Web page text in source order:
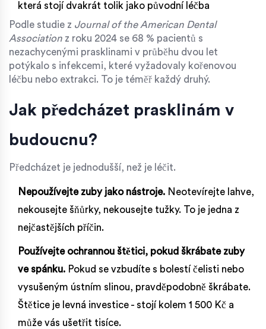
která stojí dvakrát tolik jako původní léčba
Podle studie z Journal of the American Dental
Association z roku 2024 se 68 % pacientů s
nezachycenými prasklinami v průběhu dvou let
potýkalo s infekcemi, které vyžadovaly kořenovou
léčbu nebo extrakci. To je téměř každý druhý.
Jak předcházet prasklinám v
budoucnu?
Předcházet je jednodušší, než je léčit.
Nepoužívejte zuby jako nástroje. Neotevírejte lahve,
nekousejte šňůrky, nekousejte tužky. To je jedna z
nejčastějších příčin.
Používejte ochrannou štětici, pokud škrábate zuby
ve spánku. Pokud se vzbudíte s bolestí čelisti nebo
vysušeným ústním slinou, pravděpodobně škrábate.
Štětice je levná investice - stojí kolem 1 500 Kč a
může vás ušetřit tisíce.